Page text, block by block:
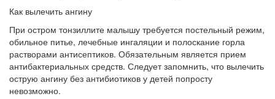
Как вылечить ангину
При остром тонзиллите малышу требуется постельный режим,
обильное питье, лечебные ингаляции и полоскание горла
растворами антисептиков. Обязательным является прием
антибактериальных средств. Следует запомнить, что вылечить
острую ангину без антибиотиков у детей попросту
невозможно.